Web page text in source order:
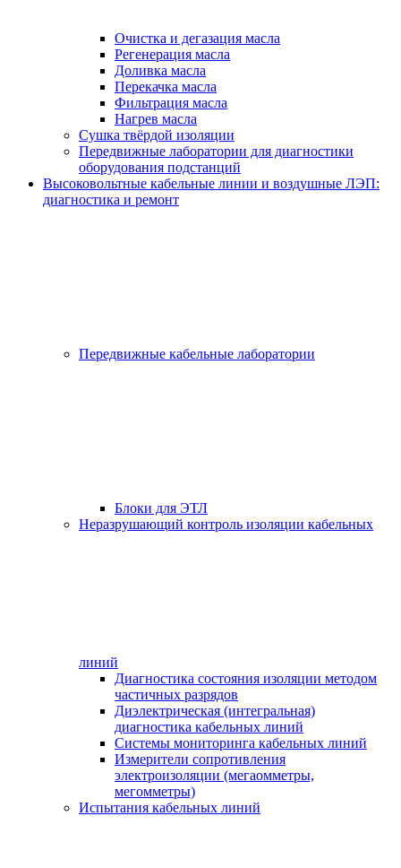
Очистка и дегазация масла
Регенерация масла
Доливка масла
Перекачка масла
Фильтрация масла
Нагрев масла
Сушка твёрдой изоляции
Передвижные лаборатории для диагностики
оборудования подстанций
Высоковольтные кабельные линии и воздушные ЛЭП:
диагностика и ремонт
Передвижные кабельные лаборатории
Блоки для ЭТЛ
Неразрушающий контроль изоляции кабельных
линий
Диагностика состояния изоляции методом
частичных разрядов
Диэлектрическая (интегральная)
диагностика кабельных линий
Системы мониторинга кабельных линий
Измерители сопротивления
электроизоляции (мегаомметры,
мегомметры)
Испытания кабельных линий